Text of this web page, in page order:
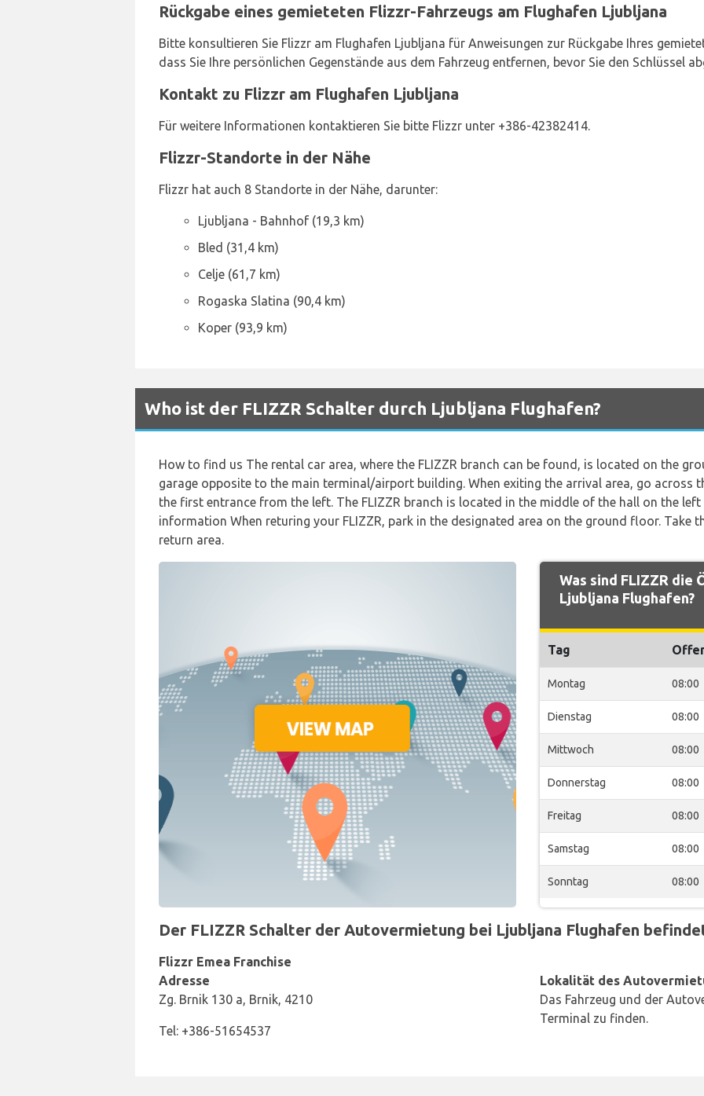
Rückgabe eines gemieteten Flizzr-Fahrzeugs am Flughafen Ljubljana
Bitte konsultieren Sie Flizzr am Flughafen Ljubljana für Anweisungen zur Rückgabe Ihres
dass Sie Ihre persönlichen Gegenstände aus dem Fahrzeug entfernen, bevor Sie den Schlüssel
Kontakt zu Flizzr am Flughafen Ljubljana
Für weitere Informationen kontaktieren Sie bitte Flizzr unter +386-42382414.
Flizzr-Standorte in der Nähe
Flizzr hat auch 8 Standorte in der Nähe, darunter:
Ljubljana - Bahnhof (19,3 km)
Bled (31,4 km)
Celje (61,7 km)
Rogaska Slatina (90,4 km)
Koper (93,9 km)
Who ist der FLIZZR Schalter durch Ljubljana Flughafen?
How to find us The rental car area, where the FLIZZR branch can be found, is located on the
garage opposite to the main terminal/airport building. When exiting the arrival area, go across
the first entrance from the left. The FLIZZR branch is located in the middle of the hall on the
information When returing your FLIZZR, park in the designated area on the ground floor. Take
return area.
Was sind FLIZZR die
Ljubljana Flughafen?
Tag
Montag 08:00
Dienstag 08:00
Mittwoch 08:00
Donnerstag 08:00
Freitag 08:00
Samstag 08:00
Sonntag 08:00
Der FLIZZR Schalter der Autovermietung bei Ljubljana Flughafen
Flizzr Emea Franchise
Adresse
Zg. Brnik 130 a, Brnik, 4210
Tel: +386-51654537
Lokalität des
Das Fahrzeug und der
Terminal zu finden.